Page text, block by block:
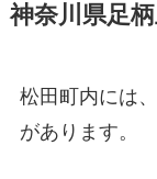
神奈川県足
松田町内には
があります。